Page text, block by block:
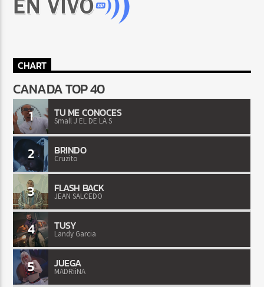
CHART
CANADA TOP 40
1 TU ME CONOCES
Small J EL DE LA S
2 BRINDO
Cruzito
3 FLASH BACK
JEAN SALCEDO
4 TUSY
Landy Garcia
5 JUEGA
MADRiiNA